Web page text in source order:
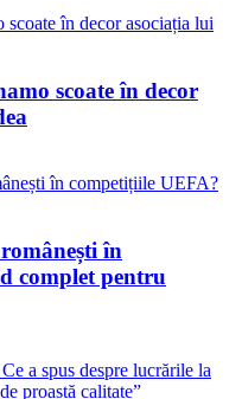
scoate în decor
în
complet pentru